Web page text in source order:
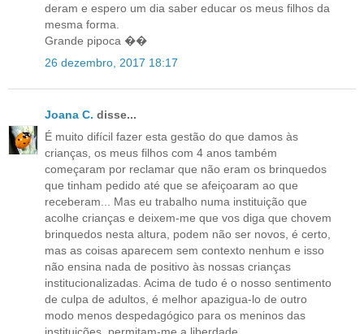
deram e espero um dia saber educar os meus filhos da
mesma forma.
Grande pipoca ��
26 dezembro, 2017 18:17
Joana C. disse...
É muito difícil fazer esta gestão do que damos às
crianças, os meus filhos com 4 anos também
começaram por reclamar que não eram os brinquedos
que tinham pedido até que se afeiçoaram ao que
receberam... Mas eu trabalho numa instituição que
acolhe crianças e deixem-me que vos diga que chovem
brinquedos nesta altura, podem não ser novos, é certo,
mas as coisas aparecem sem contexto nenhum e isso
não ensina nada de positivo às nossas crianças
institucionalizadas. Acima de tudo é o nosso sentimento
de culpa de adultos, é melhor apazigua-lo de outro
modo menos despedagógico para os meninos das